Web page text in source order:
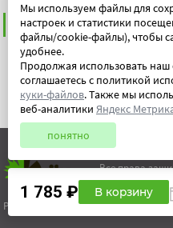
1 785 ₽ В корзину
Мы используем файлы для
настроек и статистики
файлы/cookie-файлы), чтобы
удобнее.
Продолжая использовать наш
соглашаетесь с политикой
куки-файлов. Также мы
веб-аналитики Яндекс
понятно
ИНФОРМАЦИЯ
Пользовательское соглашение
Политика
файлы идентификации
Документы
© ООО "Китеж"
Все права
условия их
дату.
Разработка сайта - НэтФорс